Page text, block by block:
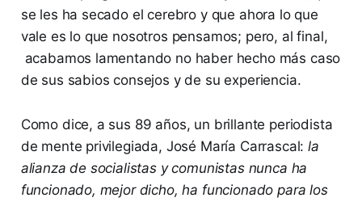
se les ha secado el cerebro y que ahora lo que
vale es lo que nosotros pensamos; pero, al final,
acabamos lamentando no haber hecho más caso
de sus sabios consejos y de su experiencia.
Como dice, a sus 89 años, un brillante periodista
de mente privilegiada, José María Carrascal:la
alianza de socialistas y comunistas nunca ha
funcionado, mejor dicho, ha funcionado para los